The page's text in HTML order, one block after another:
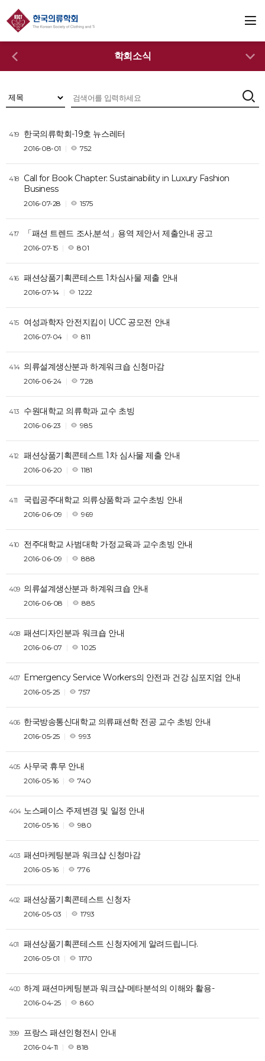
학회소식
419 한국의류학회-19호 뉴스레터
2016-08-01 752
418
Call for Book Chapter: Sustainability in Luxury Fashion
Business
2016-07-28 1575
417 「패션 트렌드 조사,분석」용역 제안서 제출안내 공고
2016-07-15 801
416 패션상품기획콘테스트 1차심사물 제출 안내
2016-07-14 1222
415 여성과학자 안전지킴이 UCC 공모전 안내
2016-07-04 811
414 의류설계생산분과 하계워크숍 신청마감
2016-06-24 728
413 수원대학교 의류학과 교수 초빙
2016-06-23 985
412 패션상품기획콘테스트 1차 심사물 제출 안내
2016-06-20 1181
411 국립공주대학교 의류상품학과 교수초빙 안내
2016-06-09 969
410 전주대학교 사범대학 가정교육과 교수초빙 안내
2016-06-09 888
409 의류설계생산분과 하계워크숍 안내
2016-06-08 885
408 패션디자인분과 워크숍 안내
2016-06-07 1025
407 Emergency Service Workers의 안전과 건강 심포지엄 안내
2016-05-25 757
406 한국방송통신대학교 의류패션학 전공 교수 초빙 안내
2016-05-25 993
405 사무국 휴무 안내
2016-05-16 740
404 노스페이스 주제변경 및 일정 안내
2016-05-16 980
403 패션마케팅분과 워크샵 신청마감
2016-05-16 776
402 패션상품기획콘테스트 신청자
2016-05-03 1793
401 패션상품기획콘테스트 신청자에게 알려드립니다.
2016-05-01 1170
400 하계 패션마케팅분과 워크샵-메타분석의 이해와 활용-
2016-04-25 860
399 프랑스 패션인형전시 안내
2016-04-11 818